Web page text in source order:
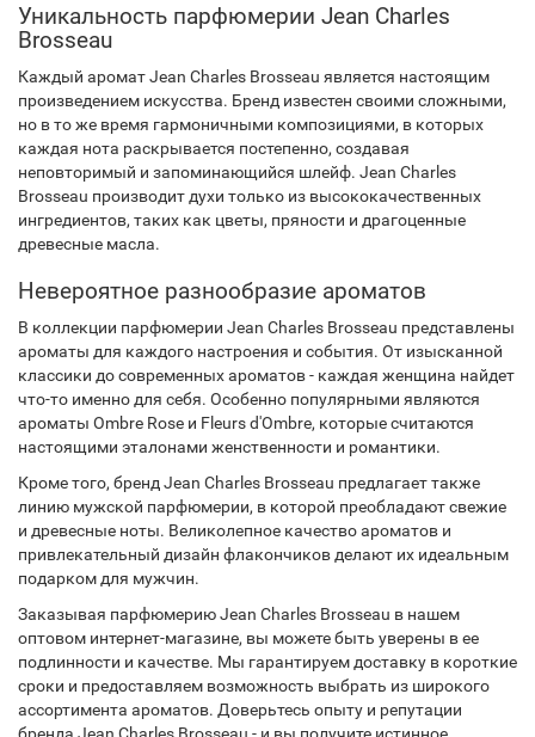
Уникальность парфюмерии Jean Charles
Brosseau
Каждый аромат Jean Charles Brosseau является настоящим
произведением искусства. Бренд известен своими сложными,
но в то же время гармоничными композициями, в которых
каждая нота раскрывается постепенно, создавая
неповторимый и запоминающийся шлейф. Jean Charles
Brosseau производит духи только из высококачественных
ингредиентов, таких как цветы, пряности и драгоценные
древесные масла.
Невероятное разнообразие ароматов
В коллекции парфюмерии Jean Charles Brosseau представлены
ароматы для каждого настроения и события. От изысканной
классики до современных ароматов - каждая женщина найдет
что-то именно для себя. Особенно популярными являются
ароматы Ombre Rose и Fleurs d'Ombre, которые считаются
настоящими эталонами женственности и романтики.
Кроме того, бренд Jean Charles Brosseau предлагает также
линию мужской парфюмерии, в которой преобладают свежие
и древесные ноты. Великолепное качество ароматов и
привлекательный дизайн флакончиков делают их идеальным
подарком для мужчин.
Заказывая парфюмерию Jean Charles Brosseau в нашем
оптовом интернет-магазине, вы можете быть уверены в ее
подлинности и качестве. Мы гарантируем доставку в короткие
сроки и предоставляем возможность выбрать из широкого
ассортимента ароматов. Доверьтесь опыту и репутации